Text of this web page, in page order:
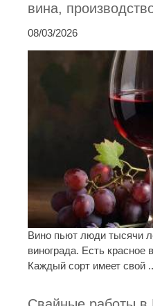
вина,
08/03/2026
Вино пьют люди тысячи
винограда. Есть красное
Каждый сорт имеет свой